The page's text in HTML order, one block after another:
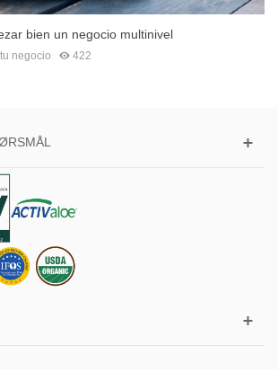
bien un negocio multinivel
negocio 422